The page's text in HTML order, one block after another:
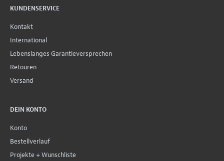
KUNDENSERVICE
Kontakt
International
Lebenslanges Garantieversprechen
Retouren
Versand
DEIN KONTO
Konto
Bestellverlauf
Projekte + Wunschliste